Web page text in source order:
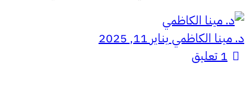
د. مينا الكاظمي يناير 11, 2025
1 تعليق